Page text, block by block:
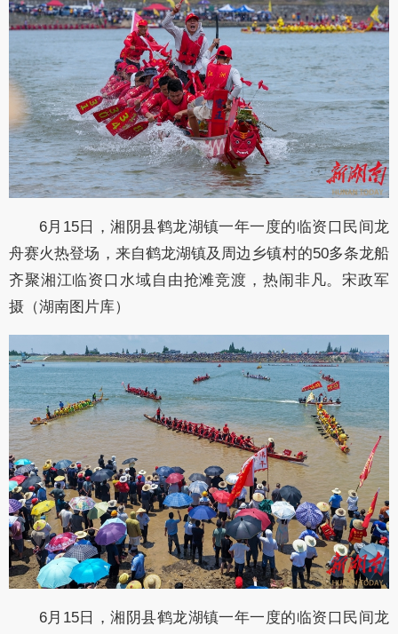
6月15日，湘阴县鹤龙湖镇一年一度的临资口民间龙
舟赛火热登场，来自鹤龙湖镇及周边乡镇村的50多条龙船
齐聚湘江临资口水域自由抢滩竞渡，热闹非凡。宋政军
摄（湖南图片库）
6月15日，湘阴县鹤龙湖镇一年一度的临资口民间龙